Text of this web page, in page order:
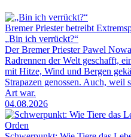
Bremer Priester betreibt
„Bin ich verrückt?“
Der Bremer Priester Pawel
Radrennen der Welt geschafft,
mit Hitze, Wind und Bergen
Strapazen genossen. Auch, weil
Art war.
04.08.2026
Orden